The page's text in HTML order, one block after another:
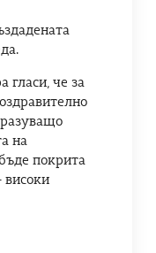
гласи, че за
на
покрита
високи